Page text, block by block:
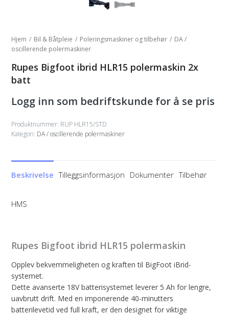
Hjem / Bil & Båtpleie / Poleringsmaskiner og tilbehør / DA /
oscillerende polermaskiner
Rupes Bigfoot ibrid HLR15 polermaskin 2x
batt
Logg inn som bedriftskunde for å se pris
Produktnummer: RUP HLR15/STD
Kategori: DA / oscillerende polermaskiner
Beskrivelse Tilleggsinformasjon Dokumenter Tilbehør
HMS
Rupes Bigfoot ibrid HLR15 polermaskin
Opplev bekvemmeligheten og kraften til BigFoot iBrid-
systemet.
Dette avanserte 18V batterisystemet leverer 5 Ah for lengre,
uavbrutt drift. Med en imponerende 40-minutters
batterilevetid ved full kraft, er den designet for viktige